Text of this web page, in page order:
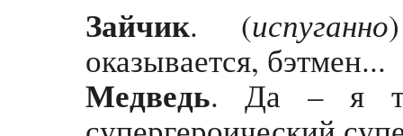
Зайчик. (испуганно
оказывается, бэтмен...
Медведь. Да – я